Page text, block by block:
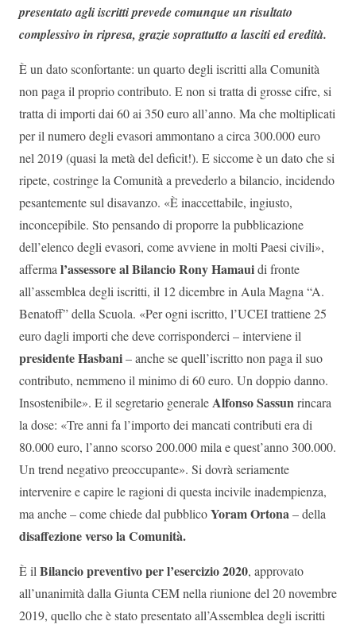
presentato agli iscritti prevede comunque un risultato
complessivo in ripresa, grazie soprattutto a lasciti ed eredità.
È un dato sconfortante: un quarto degli iscritti alla Comunità
non paga il proprio contributo. E non si tratta di grosse cifre, si
tratta di importi dai 60 ai 350 euro all’anno. Ma che moltiplicati
per il numero degli evasori ammontano a circa 300.000 euro
nel 2019 (quasi la metà del deficit!). E siccome è un dato che si
ripete, costringe la Comunità a prevederlo a bilancio, incidendo
pesantemente sul disavanzo. «È inaccettabile, ingiusto,
inconcepibile. Sto pensando di proporre la pubblicazione
dell’elenco degli evasori, come avviene in molti Paesi civili»,
affermal’assessore al Bilancio Rony Hamauidi fronte
all’assemblea degli iscritti, il 12 dicembre in Aula Magna “A.
Benatoff” della Scuola. «Per ogni iscritto, l’UCEI trattiene 25
euro dagli importi che deve corrisponderci – interviene il
presidente Hasbani– anche se quell’iscritto non paga il suo
contributo, nemmeno il minimo di 60 euro. Un doppio danno.
Insostenibile». E il segretario generaleAlfonso Sassunrincara
la dose: «Tre anni fa l’importo dei mancati contributi era di
80.000 euro, l’anno scorso 200.000 mila e quest’anno 300.000.
Un trend negativo preoccupante». Si dovrà seriamente
intervenire e capire le ragioni di questa incivile inadempienza,
ma anche – come chiede dal pubblicoYoram Ortona– della
disaffezione verso la Comunità.
È ilBilancio preventivo per l’esercizio 2020, approvato
all’unanimità dalla Giunta CEM nella riunione del 20 novembre
2019, quello che è stato presentato all’Assemblea degli iscritti